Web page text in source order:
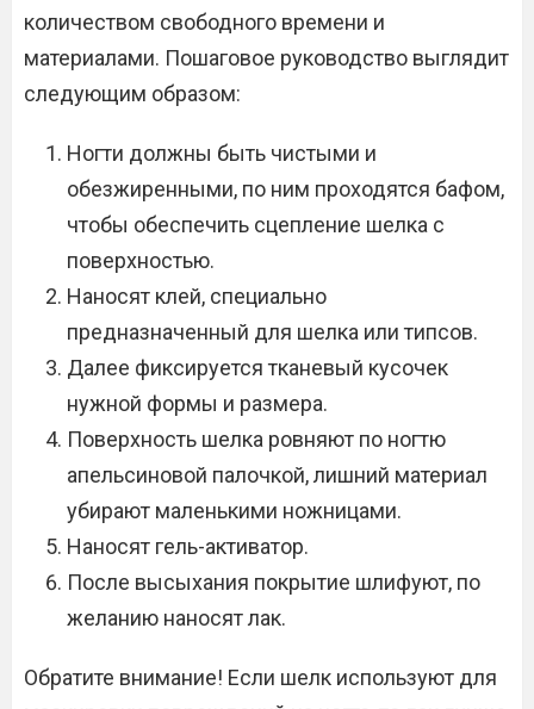
количеством свободного времени и
материалами. Пошаговое руководство выглядит
следующим образом:
Ногти должны быть чистыми и
обезжиренными, по ним проходятся бафом,
чтобы обеспечить сцепление шелка с
поверхностью.
Наносят клей, специально
предназначенный для шелка или типсов.
Далее фиксируется тканевый кусочек
нужной формы и размера.
Поверхность шелка ровняют по ногтю
апельсиновой палочкой, лишний материал
убирают маленькими ножницами.
Наносят гель-активатор.
После высыхания покрытие шлифуют, по
желанию наносят лак.
Обратите внимание! Если шелк используют для